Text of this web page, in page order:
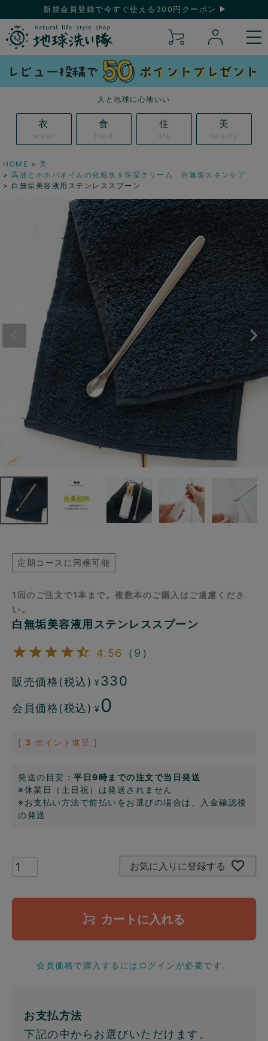
新規会員登録で今すぐ使える300円クーポン
人と地球に心地いい
衣
wear
食
food
住
life
美
beauty
HOME
美
馬油とホホバオイルの化粧水＆保湿クリーム 白無垢スキンケア
白無垢美容液用ステンレススプーン
定期コースに同梱可能
1回のご注文で1本まで。複数本のご購入はご遠慮くださ
い。
白無垢美容液用ステンレススプーン
4.56 （ 9 ）
販売価格(税込) ¥ 330
会員価格(税込) ¥ 0
[ 3 ポイント進呈 ]
発送の目安： 平日9時までの注文で当日発送
※休業日（土日祝）は発送されません
※お支払い方法で前払いをお選びの場合は、入金確認後
の発送
お気に入りに登録する
カートに入れる
会員価格で購入するにはログインが必要です。
お支払方法
下記の中からお選びいただけます。